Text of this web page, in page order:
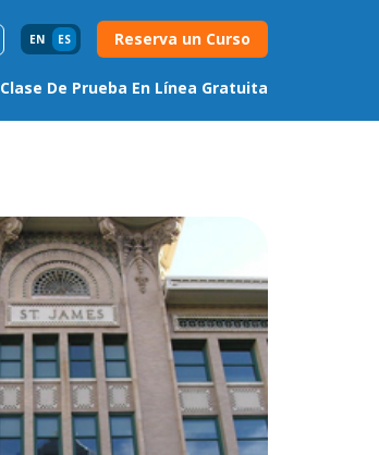
EN ES Reserva un Curso
Clase De Prueba En Línea Gratuita